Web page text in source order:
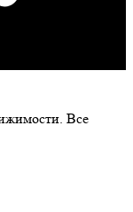
Все